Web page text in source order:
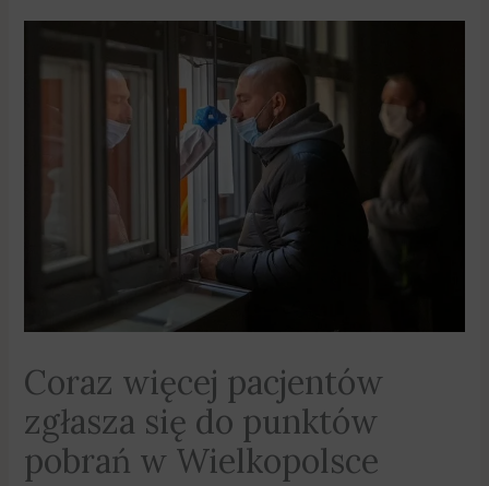
Coraz więcej pacjentów
zgłasza się do punktów
pobrań w Wielkopolsce